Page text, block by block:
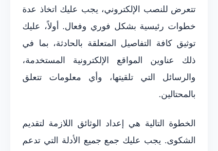
تتعرض للنصب الإلكتروني، يجب عليك اتخاذ عدة
خطوات رئيسية بشكل فوري وفعال. أولاً، عليك
توثيق كافة التفاصيل المتعلقة بالحادثة، بما في
ذلك عناوين المواقع الإلكترونية المستخدمة،
والرسائل التي تلقيتها، وأي معلومات تتعلق
بالمحتالين.
الخطوة التالية هي إعداد الوثائق اللازمة لتقديم
الشكوى. يجب عليك جمع جميع الأدلة التي تدعم